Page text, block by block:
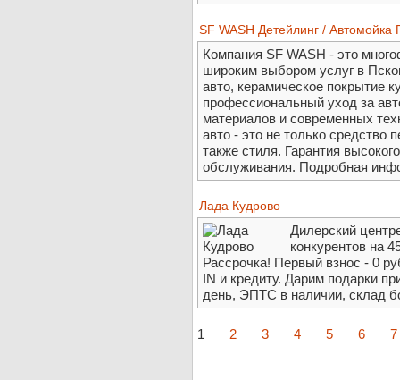
SF WASH Детейлинг / Автомойка
Компания SF WASH - это
широким выбором услуг в
авто, керамическое покрытие
профессиональный уход за
материалов и современных
авто - это не только средство
также стиля. Гарантия
обслуживания. Подробная
Лада Кудрово
Дилерский
конкурентов на
Рассрочка! Первый взнос - 0
IN и кредиту. Дарим подарки
день, ЭПТС в наличии, склад
1 2 3 4 5 6 7